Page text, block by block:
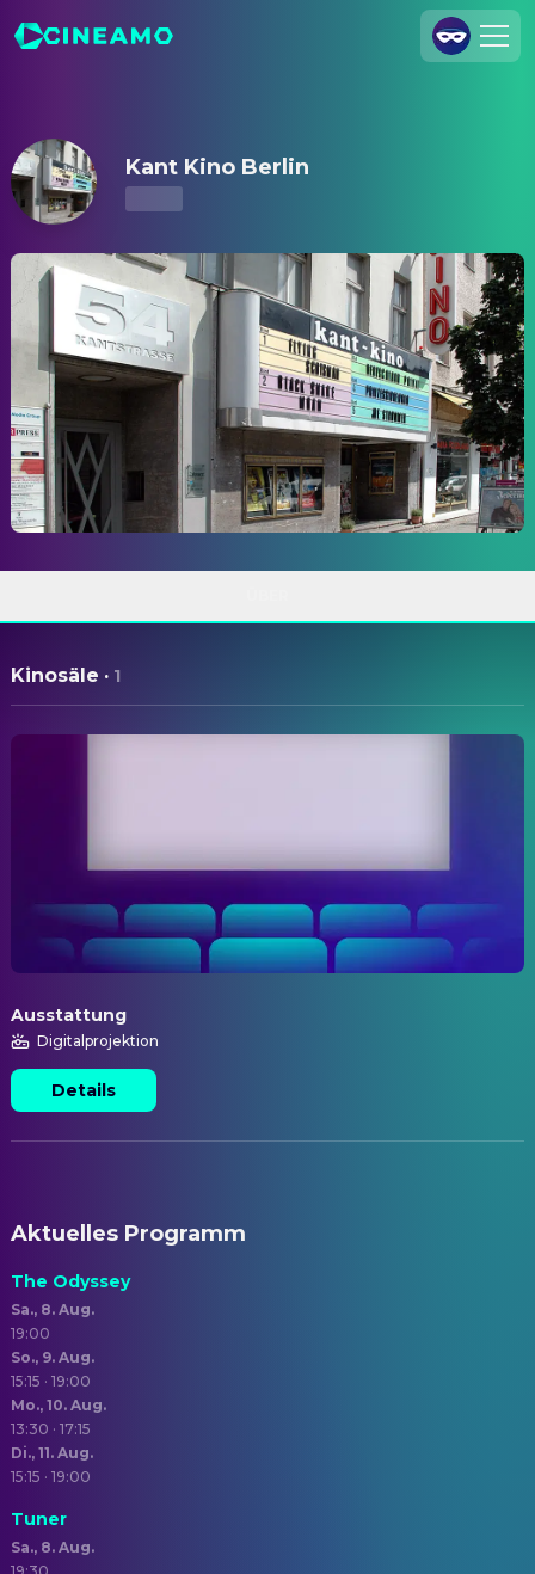
Impressum
Datenschutzerklärung
Datenschutzeinstellungen
Kant Kino Berlin
Kinosäle · 1
Ausstattung
Digitalprojektion
Details
Aktuelles Programm
The Odyssey
Sa., 8. Aug.
19:00
So., 9. Aug.
15:15 · 19:00
Mo., 10. Aug.
13:30 · 17:15
Di., 11. Aug.
15:15 · 19:00
Tuner
Sa., 8. Aug.